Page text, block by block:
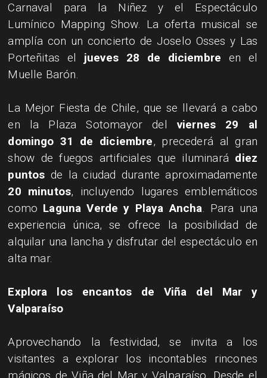
Carnaval para la Niñez y el Espectáculo
Lumínico Mapping Show. La oferta musical se
amplía con un concierto de Joselo Osses y Las
Porteñitas el jueves 28 de diciembre en el
Muelle Barón.
​La Mejor Fiesta de Chile, que se llevará a cabo
en la Plaza Sotomayor del viernes 29 al
domingo 31 de diciembre, precederá al gran
show de fuegos artificiales que iluminará diez
puntos de la ciudad durante aproximadamente
20 minutos, incluyendo lugares emblemáticos
como Laguna Verde y Playa Ancha. Para una
experiencia única, se ofrece la posibilidad de
alquilar una lancha y disfrutar del espectáculo en
alta mar.
​Explora los encantos de Viña del Mar y
Valparaíso
​Aprovechando la festividad, se invita a los
visitantes a explorar los incontables rincones